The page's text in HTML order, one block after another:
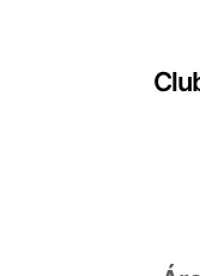
Clube de
- O associado
- O clube
- Fideliza o seu
Área do
- Atualização de
- Impressão da